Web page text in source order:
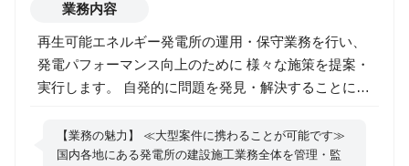
業務内容
再生可能エネルギー発電所の運用・保守業務を行い、
発電パフォーマンス向上のために 様々な施策を提案・
実行します。 自発的に問題を発見・解決することによ
定着、産業の創造に貢献頂くポジションです。 ・稼働
中の太陽光／風力発電所の運用・保守業務のマネジメ
【業務の魅力】 ≪大型案件に携わることが可能です≫
国内各地にある発電所の建設施工業務全体を管理・監